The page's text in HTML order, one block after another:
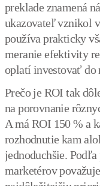
preklade znamená
ukazovateľ vznikol
používa prakticky
meranie efektivity
oplatí investovať do
Prečo je ROI tak
na porovnanie
A má ROI 150 % a
rozhodnutie kam
jednoduchšie.
marketérov